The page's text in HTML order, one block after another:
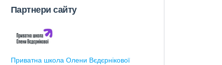
Партнери сайту
Приватна школа Олени Вєдєрнікової